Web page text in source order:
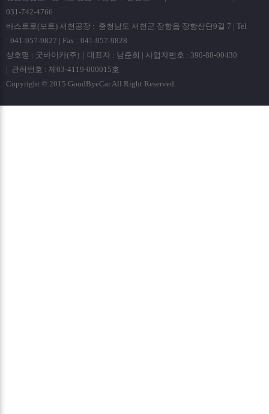
031-742-4766
바스트로(보트) 서천공장 : 충청남도 서천군 장항읍 장항산단9길 7 | Tel
: 041-957-9827 | Fax : 041-957-9828
상호명 : 굿바이카(주)｜대표자 : 남준희 | 사업자번호 : 390-88-00430
| 관허번호 : 제03-4119-000015호
Copyright © 2015 GoodByeCar All Right Reserved.